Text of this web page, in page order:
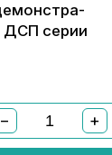
ДСП серии
− +